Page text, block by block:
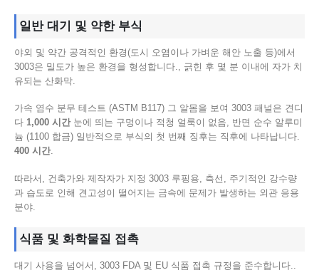
일반 대기 및 약한 부식
야외 및 약간 공격적인 환경(도시 오염이나 가벼운 해안 노출 등)에서
3003은 밀도가 높은 환경을 형성합니다., 긁힌 후 몇 분 이내에 자가 치
유되는 산화막.
가속 염수 분무 테스트 (ASTM B117) 그 알몸을 보여 3003 패널은 견디
다 1,000 시간눈에 띄는 구멍이나 적청 얼룩이 없음, 반면 순수 알루미
늄 (1100 합금) 일반적으로 부식의 첫 번째 징후는 직후에 나타납니다.
400 시간.
따라서, 건축가와 제작자가 지정 3003 루핑용, 측선, 주기적인 강수량
과 습도로 인해 견고성이 떨어지는 금속에 문제가 발생하는 외관 응용
분야.
식품 및 화학물질 접촉
대기 사용을 넘어서, 3003 FDA 및 EU 식품 접촉 규정을 준수합니다..